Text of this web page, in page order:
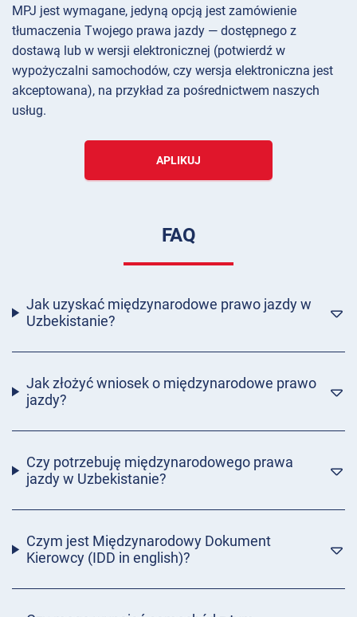
MPJ jest wymagane, jedyną opcją jest zamówienie
tłumaczenia Twojego prawa jazdy — dostępnego z
dostawą lub w wersji elektronicznej (potwierdź w
wypożyczalni samochodów, czy wersja elektroniczna jest
akceptowana), na przykład za pośrednictwem naszych
usług.
APLIKUJ
FAQ
Jak uzyskać międzynarodowe prawo jazdy w
Uzbekistanie?
Jak złożyć wniosek o międzynarodowe prawo
jazdy?
Czy potrzebuję międzynarodowego prawa
jazdy w Uzbekistanie?
Czym jest Międzynarodowy Dokument
Kierowcy (IDD in english)?